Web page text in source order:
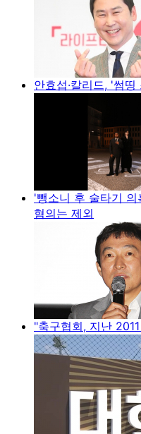
안효섭·칼리드, '썸
'뺑소니 후 술타기
혐의는 제외
"축구협회, 지난